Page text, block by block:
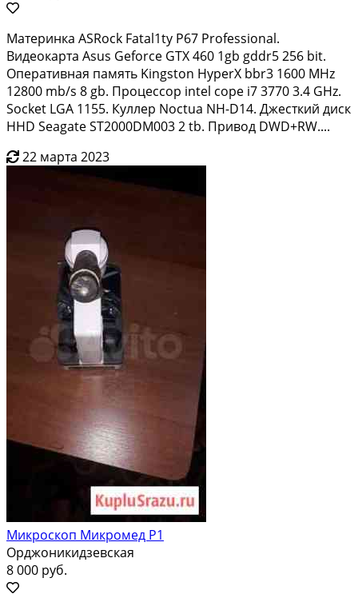
Материнка ASRock Fatal1ty P67 Professional.
Видеокарта Asus Geforce GTX 460 1gb gddr5 256 bit.
Оперативная память Kingston HyperX bbr3 1600 MHz
12800 mb/s 8 gb. Процессор intel cope i7 3770 3.4 GHz.
Socket LGA 1155. Куллер Noctua NH-D14. Джесткий диск
HHD Seagate ST2000DM003 2 tb. Привод DWD+RW....
22 марта 2023
Микроскоп Микромед Р1
Орджоникидзевская
8 000 руб.